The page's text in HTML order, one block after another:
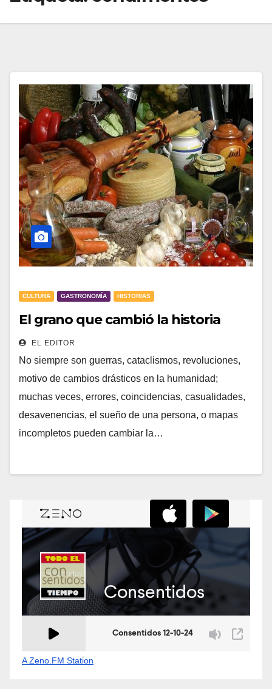
CULTURA GASTRONOMÍA HISTORIAS
El grano que cambió la historia
EL EDITOR
No siempre son guerras, cataclismos, revoluciones,
motivo de cambios drásticos en la humanidad;
muchas veces, errores, coincidencias, casualidades,
desavenencias, el sueño de una persona, o mapas
incompletos pueden cambiar la…
A Zeno.FM Station